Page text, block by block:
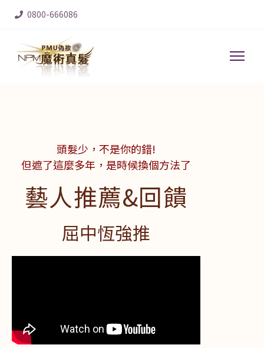
0800-666086
頭髮少，不是你的錯!
但遮了這麼多年，是時候換個方法了
藝人推薦&回饋
屈中恆強推